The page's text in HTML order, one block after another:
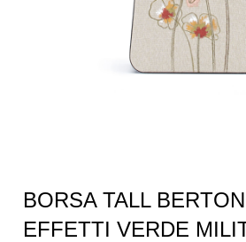
BORSA TALL
EFFETTI VERDE